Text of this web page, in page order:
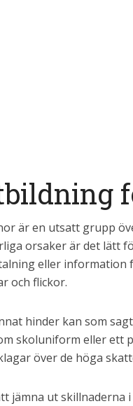
är en utsatt grupp
orsaker är det lätt
eller information
och flickor.
hinder kan som
skoluniform eller ett
över de höga
jämna ut skillnaderna